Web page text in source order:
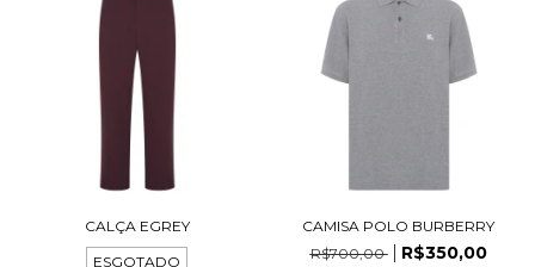
CALÇA EGREY
ESGOTADO
CAMISA POLO BURBERRY
R$700,00
R$350,00